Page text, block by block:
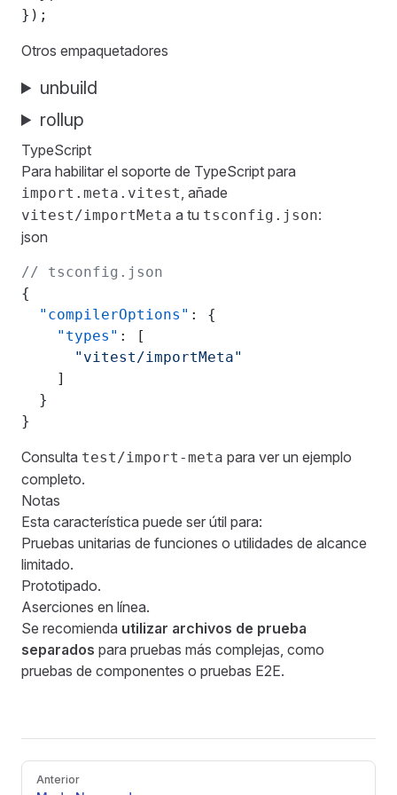
});
Otros empaquetadores
unbuild
rollup
TypeScript
Para habilitar el soporte de TypeScript para
import.meta.vitest, añade
vitest/importMeta a tu tsconfig.json:
json
// tsconfig.json
{
  "compilerOptions"
: {
    "types"
: [
      "vitest/importMeta"
    ]
  }
}
Consulta test/import-meta para ver un ejemplo
completo.
Notas
Esta característica puede ser útil para:
Pruebas unitarias de funciones o utilidades de alcance
limitado.
Prototipado.
Aserciones en línea.
Se recomienda utilizar archivos de prueba
separados para pruebas más complejas, como
pruebas de componentes o pruebas E2E.
Pager
Anterior